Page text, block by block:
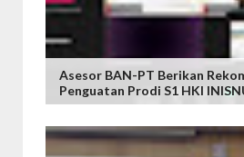
Asesor BAN-PT Berikan
Penguatan Prodi S1 HKI